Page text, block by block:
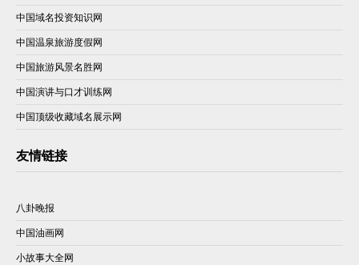
中国域名投资知识网
中国温泉旅游度假网
中国旅游风景名胜网
中国演讲与口才训练网
中国顶级收藏域名展示网
友情链接
八卦晚报
中国油画网
小故事大全网